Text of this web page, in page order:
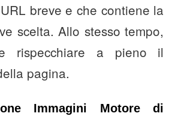
breve e che contiene la
scelta. Allo stesso tempo,
rispecchiare a pieno il
pagina.
Immagini Motore di